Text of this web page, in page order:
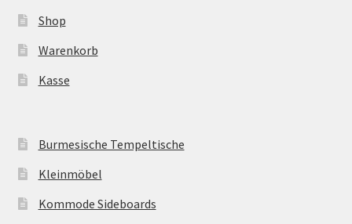
Shop
Warenkorb
Kasse
Burmesische Tempeltische
Kleinmöbel
Kommode Sideboards